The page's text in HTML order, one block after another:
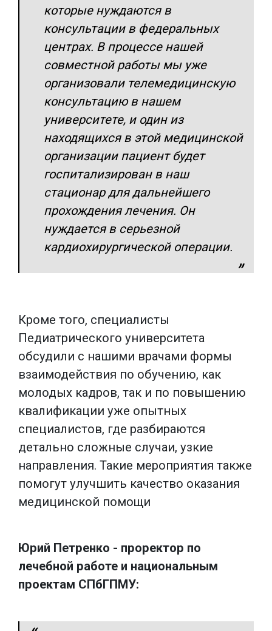
которые нуждаются в
консультации в федеральных
центрах. В процессе нашей
совместной работы мы уже
организовали телемедицинскую
консультацию в нашем
университете, и один из
находящихся в этой медицинской
организации пациент будет
госпитализирован в наш
стационар для дальнейшего
прохождения лечения. Он
нуждается в серьезной
кардиохирургической операции.
Кроме того, специалисты
Педиатрического университета
обсудили с нашими врачами формы
взаимодействия по обучению, как
молодых кадров, так и по повышению
квалификации уже опытных
специалистов, где разбираются
детально сложные случаи, узкие
направления. Такие мероприятия также
помогут улучшить качество оказания
медицинской помощи
Юрий Петренко - проректор по
лечебной работе и национальным
проектам СПбГПМУ: